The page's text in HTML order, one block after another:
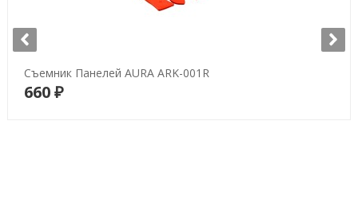
Съемник Панелей AURA ARK-001R
660 ₽